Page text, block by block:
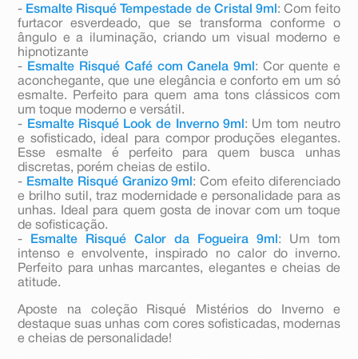
- Esmalte Risqué Tempestade de Cristal 9ml : Com feito
furtacor esverdeado, que se transforma conforme o
ângulo e a iluminação, criando um visual moderno e
hipnotizante
-
Esmalte Risqué Café com Canela 9ml : Cor quente e
aconchegante, que une elegância e conforto em um só
esmalte. Perfeito para quem ama tons clássicos com
um toque moderno e versátil.
-
Esmalte Risqué Look de Inverno 9ml : Um tom neutro
e sofisticado, ideal para compor produções elegantes.
Esse esmalte é perfeito para quem busca unhas
discretas, porém cheias de estilo.
- Esmalte Risqué Granizo 9ml : Com efeito diferenciado
e brilho sutil, traz modernidade e personalidade para as
unhas. Ideal para quem gosta de inovar com um toque
de sofisticação.
-
Esmalte Risqué Calor da Fogueira 9ml : Um tom
intenso e envolvente, inspirado no calor do inverno.
Perfeito para unhas marcantes, elegantes e cheias de
atitude.
Aposte na coleção Risqué Mistérios do Inverno e
destaque suas unhas com cores sofisticadas, modernas
e cheias de personalidade!